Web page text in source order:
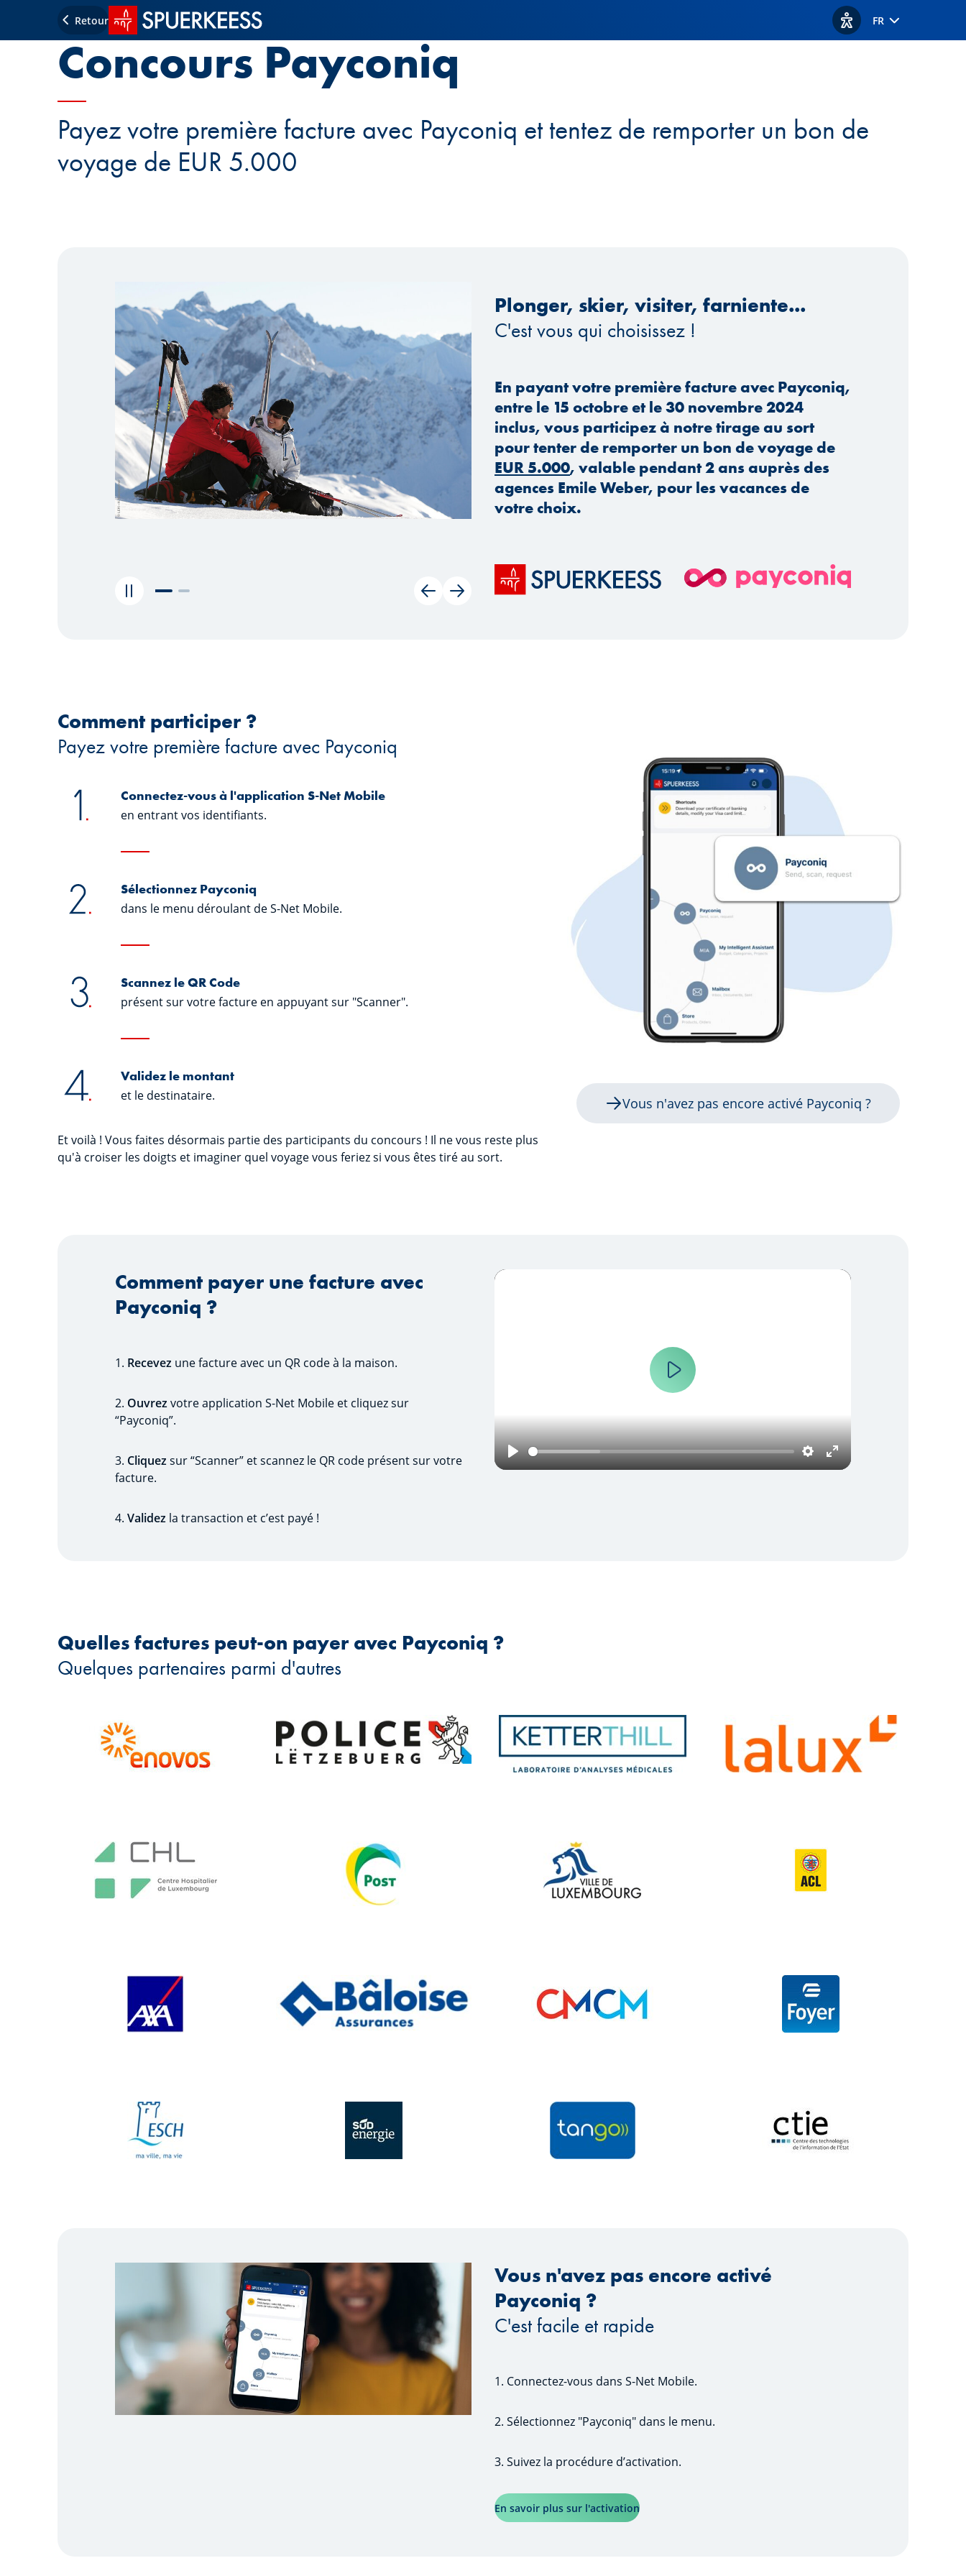
Retour Accueil SPUERKEESS
Afficher les options
FR
Concours Payconiq
Payez votre première facture avec Payconiq et tentez de remporter un bon de
voyage de EUR 5.000
Mettre l'animation du carrousel en pause PrécédentSuivant
Plonger, skier, visiter, farniente...
C'est vous qui choisissez !
En payant votre première facture avec Payconiq,
entre le 15 octobre et le 30 novembre 2024
inclus, vous participez à notre tirage au sort
pour tenter de remporter un bon de voyage de
EUR 5.000, valable pendant 2 ans auprès des
agences Emile Weber, pour les vacances de
votre choix.
Comment participer ?
Payez votre première facture avec Payconiq
Connectez-vous à l'application S-Net Mobile
en entrant vos identifiants.
Sélectionnez Payconiq
dans le menu déroulant de S-Net Mobile.
Scannez le QR Code
présent sur votre facture en appuyant sur "Scanner".
Validez le montant
et le destinataire.
Et voilà ! Vous faites désormais partie des participants du concours ! Il ne vous reste plus
qu'à croiser les doigts et imaginer quel voyage vous feriez si vous êtes tiré au sort.
Vous n'avez pas encore activé Payconiq ?
Comment payer une facture avec
Payconiq ?
1. Recevez une facture avec un QR code à la maison.
2. Ouvrez votre application S-Net Mobile et cliquez sur
“Payconiq”.
3. Cliquez sur “Scanner” et scannez le QR code présent sur votre
facture.
4. Validez la transaction et c’est payé !
Play Settings
Enter
Play
Quelles factures peut-on payer avec Payconiq ?
Quelques partenaires parmi d'autres
Vous n'avez pas encore activé
Payconiq ?
C'est facile et rapide
1. Connectez-vous dans S-Net Mobile.
2. Sélectionnez "Payconiq" dans le menu.
3. Suivez la procédure d’activation.
En savoir plus sur l'activation